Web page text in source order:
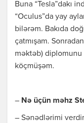
Buna “Tesla”dakı
“Oculus”da yay
bilərəm. Bakıda
çatmışam.
məktəb) diplomunu
köçmüşəm.
– Nə üçün məhz
– Sənədlərimi